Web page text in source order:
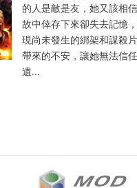
的人是敵是友，她又該相
故中倖存下來卻失去記憶
現尚未發生的綁架和謀殺
帶來的不安，讓她無法信
遺...